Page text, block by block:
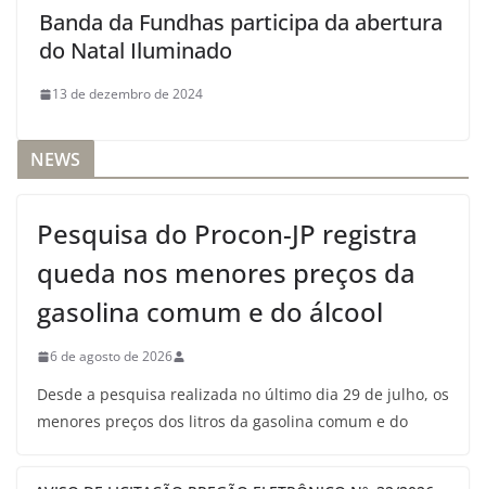
Banda da Fundhas participa da abertura
do Natal Iluminado
13 de dezembro de 2024
NEWS
Pesquisa do Procon-JP registra
queda nos menores preços da
gasolina comum e do álcool
6 de agosto de 2026
Desde a pesquisa realizada no último dia 29 de julho, os
menores preços dos litros da gasolina comum e do